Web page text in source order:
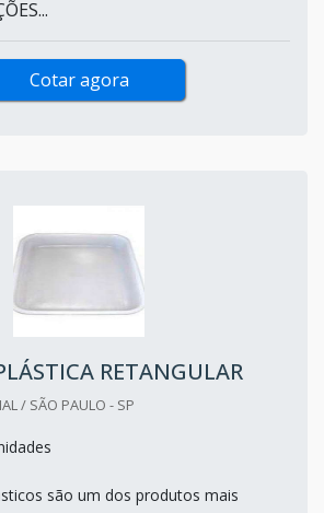
Cotar agora
RETANGULAR
/ SÃO PAULO - SP
são um dos produtos mais